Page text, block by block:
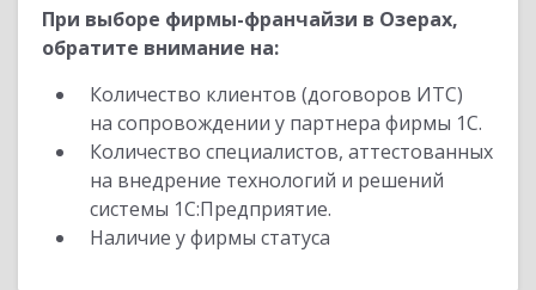
При выборе фирмы-франчайзи в Озерах,
обратите внимание на:
Количество клиентов (договоров ИТС)
на сопровождении у партнера фирмы 1С.
Количество специалистов, аттестованных
на внедрение технологий и решений
системы 1С:Предприятие.
Наличие у фирмы статуса